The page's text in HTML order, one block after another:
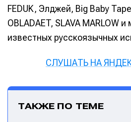
FEDUK, Элджей, Big Baby
OBLADAET, SLAVA MARLOW и
известных русскоязычных
СЛУШАТЬ НА
ТАКЖЕ ПО ТЕМЕ